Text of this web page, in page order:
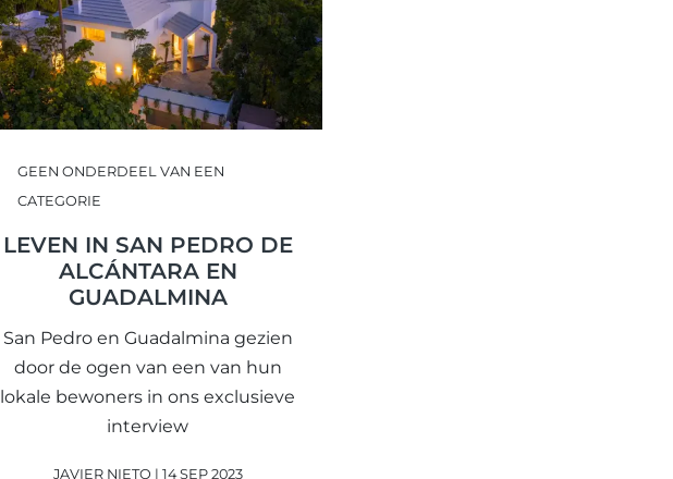
GEEN ONDERDEEL VAN EEN
CATEGORIE
LEVEN IN SAN PEDRO DE
ALCÁNTARA EN
GUADALMINA
San Pedro en Guadalmina gezien
door de ogen van een van hun
lokale bewoners in ons exclusieve
interview
JAVIER NIETO | 14 SEP 2023